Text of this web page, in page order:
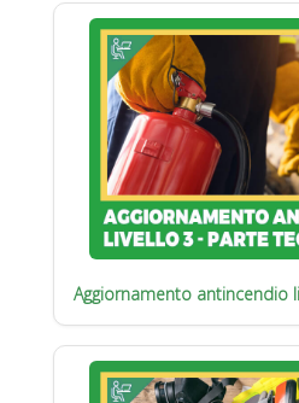
Aggiornamento antincendio